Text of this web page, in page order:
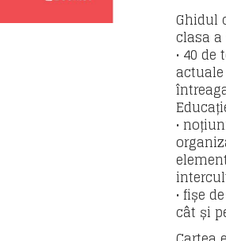
Ghidul
clasa
• 40
•
• fișe
cât și